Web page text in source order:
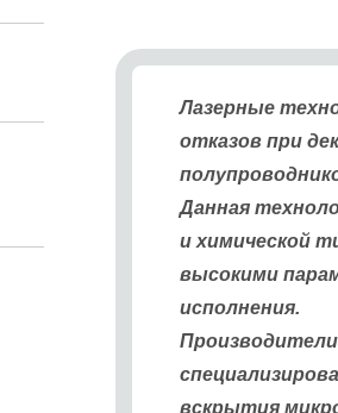
Лазерные
отказов при
Данная
и химической
высокими
исполнения.
вскрытия